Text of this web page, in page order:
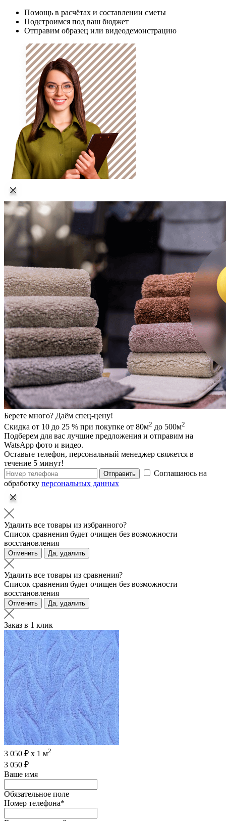
Помощь в расчётах и составлении сметы
Подстроимся под ваш бюджет
Отправим образец или видеодемонстрацию
Берете много? Даём спец-цену!
Скидка от 10 до 25 % при покупке от 80м2 до 500м2
Подберем для вас лучшие предложения и отправим на
WatsApp фото и видео.
Оставьте телефон, персональный менеджер свяжется в
течение 5 минут!
Отправить
Соглашаюсь на
обработку персональных данных
Удалить все товары из избранного?
Список сравнения будет очищен без возможности
восстановления
Отменить Да, удалить
Удалить все товары из сравнения?
Список сравнения будет очищен без возможности
восстановления
Отменить Да, удалить
Заказ в 1 клик
3 050 ₽ х 1 м2
3 050 ₽
Ваше имя
Обязательное поле
Номер телефона*